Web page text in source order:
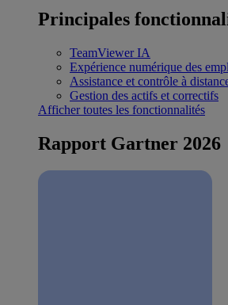
Principales
TeamViewer IA
Expérience numérique des
Assistance et contrôle à
Gestion des actifs et correctifs
Afficher toutes les fonctionnalités
Rapport Gartner 2026